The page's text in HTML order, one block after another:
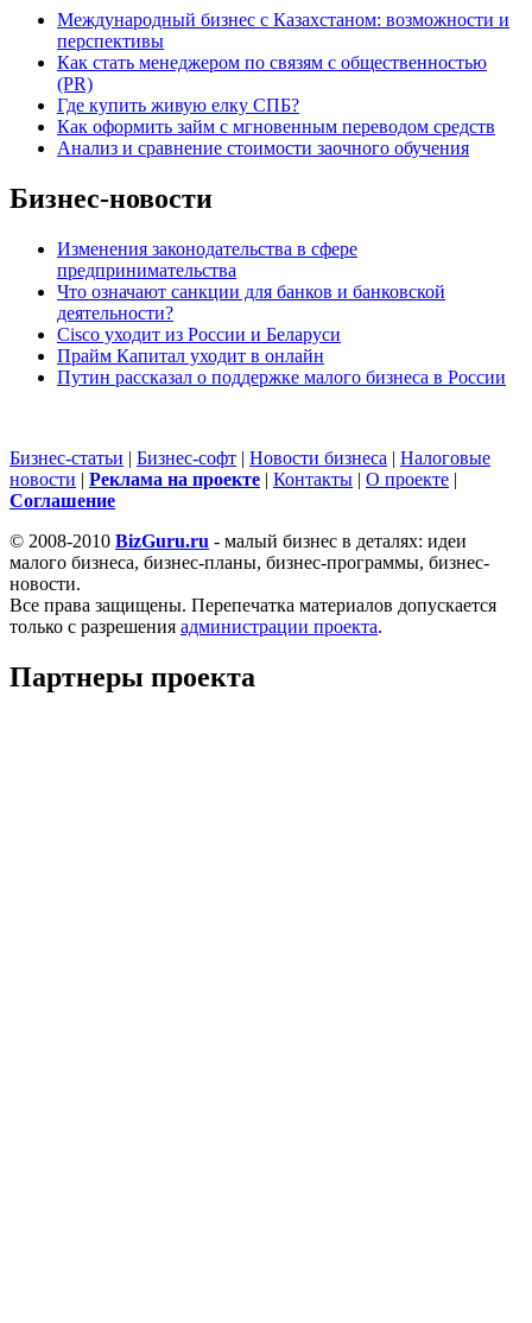
Международный бизнес с Казахстаном: возможности и
перспективы
Как стать менеджером по связям с общественностью
(PR)
Где купить живую елку СПБ?
Как оформить займ с мгновенным переводом средств
Анализ и сравнение стоимости заочного обучения
Бизнес-новости
Изменения законодательства в сфере
предпринимательства
Что означают санкции для банков и банковской
деятельности?
Cisco уходит из России и Беларуси
Прайм Капитал уходит в онлайн
Путин рассказал о поддержке малого бизнеса в России
Бизнес-статьи | Бизнес-софт | Новости бизнеса | Налоговые
новости | Реклама на проекте | Контакты | О проекте |
Cоглашение
© 2008-2010 BizGuru.ru - малый бизнес в деталях: идеи
малого бизнеса, бизнес-планы, бизнес-программы, бизнес-
новости.
Все права защищены. Перепечатка материалов допускается
только с разрешения администрации проекта.
Партнеры проекта